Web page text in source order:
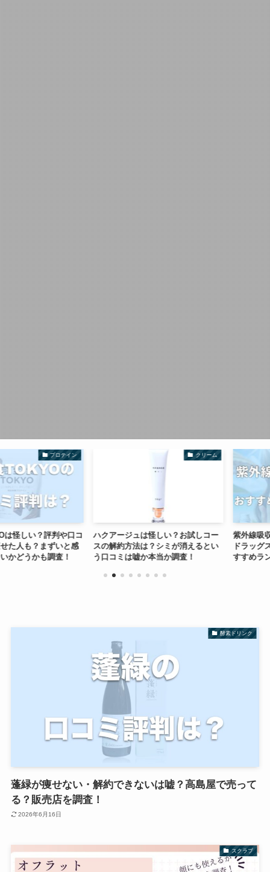
プロテイン
い？評判や口コ
？まずいと感
かも調査！
クリーム
ハクアージュは怪しい？お試しコー
スの解約方法は？シミが消えるとい
う口コミは嘘か本当か調査！
紫外線吸収剤不
ドラッグストア
すすめランキン
酵素ドリンク
蓬緑が痩せない・解約できないは嘘？高島屋で売って
る？販売店を調査！
2026年6月16日
スクラブ